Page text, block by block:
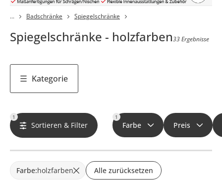
Badschränke Spiegelschränke
Spiegelschränke - holzfarben33 Ergebnisse
Kategorie
1
Sortieren & Filter
1
Farbe Preis
Farbe:holzfarben Alle zurücksetzen